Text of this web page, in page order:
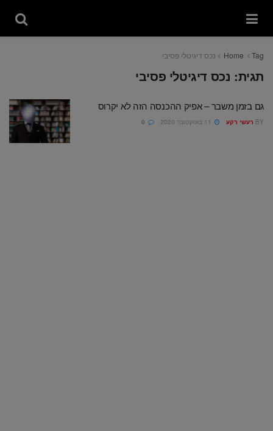
Home Tag נכס דיגיטלי פסיבי
תגית: נכס דיגיטלי פסיבי
גם בזמן משבר – אפיק ההכנסה הזה לא יקרוס
BY רעשי רקע